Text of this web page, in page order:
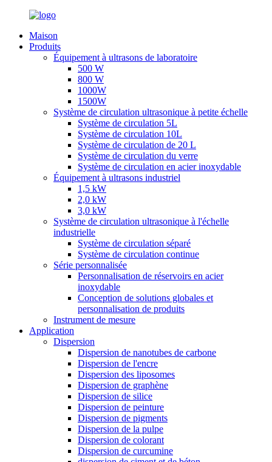
Maison
Produits
Équipement à ultrasons de laboratoire
500 W
800 W
1000W
1500W
Système de circulation ultrasonique à petite échelle
Système de circulation 5L
Système de circulation 10L
Système de circulation de 20 L
Système de circulation du verre
Système de circulation en acier inoxydable
Équipement à ultrasons industriel
1,5 kW
2,0 kW
3,0 kW
Système de circulation ultrasonique à l'échelle
industrielle
Système de circulation séparé
Système de circulation continue
Série personnalisée
Personnalisation de réservoirs en acier
inoxydable
Conception de solutions globales et
personnalisation de produits
Instrument de mesure
Application
Dispersion
Dispersion de nanotubes de carbone
Dispersion de l'encre
Dispersion des liposomes
Dispersion de graphène
Dispersion de silice
Dispersion de peinture
Dispersion de pigments
Dispersion de la pulpe
Dispersion de colorant
Dispersion de curcumine